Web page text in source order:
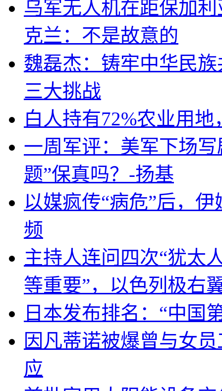
乌军无人机在距保加
克兰：不是故意的
魏磊杰：铸牢中华民
三大挑战
白人持有72%农业用
一周军评：美军下场
题”保真吗？-扬基
以媒疯传“病危”后，
频
主持人连问四次“犹太
等重要”，以色列极右
日本发布排名：“中国
因凡蒂诺被爆曾与女
应